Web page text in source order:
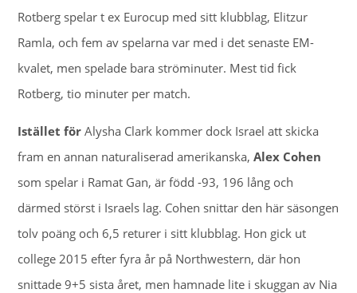
Rotberg spelar t ex Eurocup med sitt klubblag, Elitzur
Ramla, och fem av spelarna var med i det senaste EM-
kvalet, men spelade bara ströminuter. Mest tid fick
Rotberg, tio minuter per match.
Istället för Alysha Clark kommer dock Israel att skicka
fram en annan naturaliserad amerikanska,Alex Cohen
som spelar i Ramat Gan, är född -93, 196 lång och
därmed störst i Israels lag. Cohen snittar den här säsongen
tolv poäng och 6,5 returer i sitt klubblag. Hon gick ut
college 2015 efter fyra år på Northwestern, där hon
snittade 9+5 sista året, men hamnade lite i skuggan av Nia